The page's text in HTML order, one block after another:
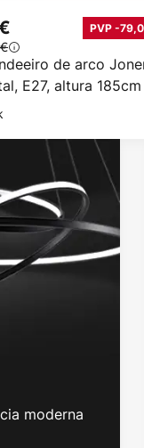
de arco
E27, altura 185cm
PVP -
moderna